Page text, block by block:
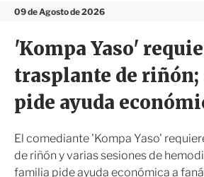
n
09 de Agosto de 2026
'Kompa Yaso'
trasplante de
pide ayuda
El comediante 'Kompa Yaso'
de riñón y varias sesiones de
familia pide ayuda económica a